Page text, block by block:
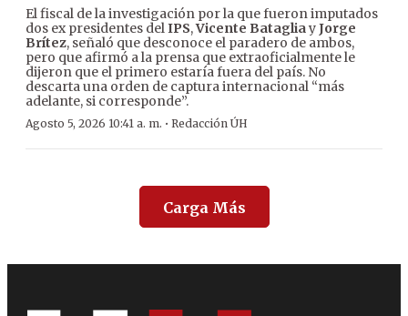
El fiscal de la investigación por la que fueron imputados
dos ex presidentes delIPS,Vicente BatagliayJorge
Brítez, señaló que desconoce el paradero de ambos,
pero que afirmó a la prensa que extraoficialmente le
dijeron que el primero estaría fuera del país. No
descarta una orden de captura internacional “más
adelante, si corresponde”.
Agosto 5, 2026 10:41 a. m. · Redacción ÚH
Carga Más